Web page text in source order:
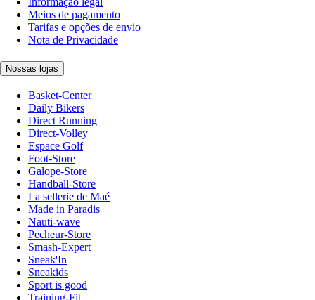
Meios de pagamento
Tarifas e opções de envio
Nota de Privacidade
Nossas lojas
Basket-Center
Daily Bikers
Direct Running
Direct-Volley
Espace Golf
Foot-Store
Galope-Store
Handball-Store
La sellerie de Maé
Made in Paradis
Nauti-wave
Pecheur-Store
Smash-Expert
Sneak'In
Sneakids
Sport is good
Training-Fit